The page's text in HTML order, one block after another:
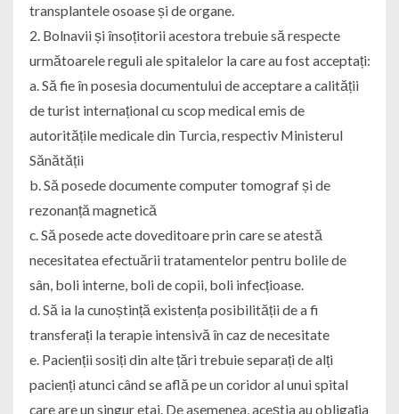
transplantele osoase și de organe.
2. Bolnavii și însoțitorii acestora trebuie să respecte
următoarele reguli ale spitalelor la care au fost acceptați:
a. Să fie în posesia documentului de acceptare a calității
de turist internațional cu scop medical emis de
autoritățile medicale din Turcia, respectiv Ministerul
Sănătății
b. Să posede documente computer tomograf și de
rezonanță magnetică
c. Să posede acte doveditoare prin care se atestă
necesitatea efectuării tratamentelor pentru bolile de
sân, boli interne, boli de copii, boli infecțioase.
d. Să ia la cunoștință existența posibilității de a fi
transferați la terapie intensivă în caz de necesitate
e. Pacienții sosiți din alte țări trebuie separați de alți
pacienți atunci când se află pe un coridor al unui spital
care are un singur etaj. De asemenea, aceștia au obligația